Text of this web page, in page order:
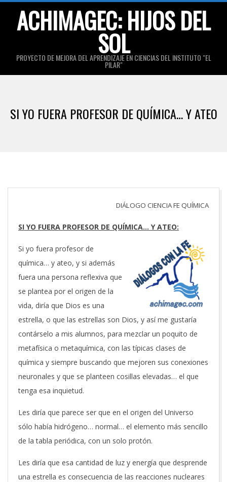
ACHIMAGEC: HIJOS DEL
SOL
PROYECTO DE MEJORA DEL APRENDIZAJE EN CIENCIAS DEL INSTITUTO "EL
PILAR"
Menu
SI YO FUERA PROFESOR DE QUÍMICA… Y ATEO
DIÁLOGO CIENCIA FE QUÍMICA
SI YO FUERA PROFESOR DE QUÍMICA… Y ATEO:
Si yo fuera profesor de
química… y ateo, y si además
fuera una persona reflexiva que
se plantea por el origen de la
vida, diría que Dios es una
estrella, o que las estrellas son Dios, y así me gustaría
contárselo a mis alumnos, para mezclar un poquito de
metafísica o metaquímica, con las típicas clases de
química y siempre buscando que mejoren sus conexiones
neuronales y que se planteen cosillas elevadas… el que
tenga esa inquietud.
Les diría que parece ser que en el origen del Universo
sólo había hidrógeno… normal… el elemento más sencillo
de la tabla periódica, con un solo protón.
Les diría que esa cantidad de luz y energía que desprende
una estrella es consecuencia de las reacciones nucleares